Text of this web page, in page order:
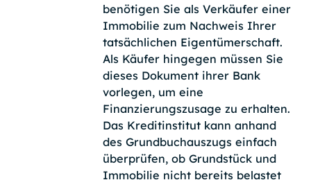
benötigen Sie als Verkäufer einer
Immobilie zum Nachweis Ihrer
tatsächlichen Eigentümerschaft.
Als Käufer hingegen müssen Sie
dieses Dokument ihrer Bank
vorlegen, um eine
Finanzierungszusage zu erhalten.
Das Kreditinstitut kann anhand
des Grundbuchauszugs einfach
überprüfen, ob Grundstück und
Immobilie nicht bereits belastet